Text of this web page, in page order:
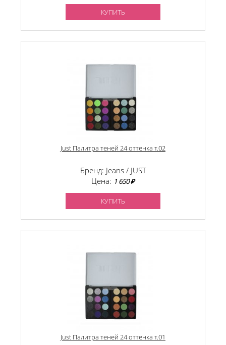
КУПИТЬ
Just Палитра теней 24 оттенка т.02
Бренд: Jeans / JUST
Цена: 1 650 ₽
КУПИТЬ
Just Палитра теней 24 оттенка т.01